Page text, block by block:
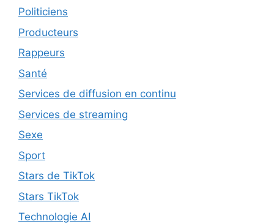
Politiciens
Producteurs
Rappeurs
Santé
Services de diffusion en continu
Services de streaming
Sexe
Sport
Stars de TikTok
Stars TikTok
Technologie AI